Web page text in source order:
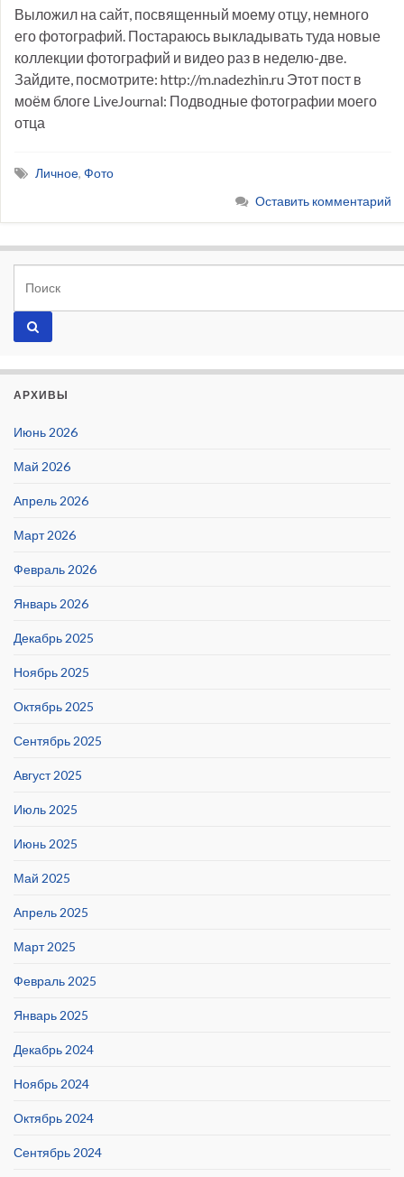
Выложил на сайт, посвященный моему отцу, немного
его фотографий. Постараюсь выкладывать туда новые
коллекции фотографий и видео раз в неделю-две.
Зайдите, посмотрите: http://m.nadezhin.ru Этот пост в
моём блоге LiveJournal: Подводные фотографии моего
отца
Личное, Фото
Оставить комментарий
АРХИВЫ
Июнь 2026
Май 2026
Апрель 2026
Март 2026
Февраль 2026
Январь 2026
Декабрь 2025
Ноябрь 2025
Октябрь 2025
Сентябрь 2025
Август 2025
Июль 2025
Июнь 2025
Май 2025
Апрель 2025
Март 2025
Февраль 2025
Январь 2025
Декабрь 2024
Ноябрь 2024
Октябрь 2024
Сентябрь 2024